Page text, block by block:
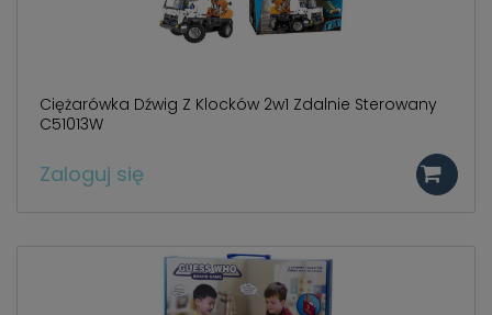
Ciężarówka Dźwig Z Klocków 2w1 Zdalnie Sterowany
C51013W
Zaloguj się